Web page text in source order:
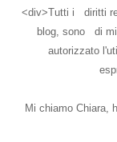
<div>Tutti i diritti
blog, sono di
autorizzato
Mi chiamo Chiara,